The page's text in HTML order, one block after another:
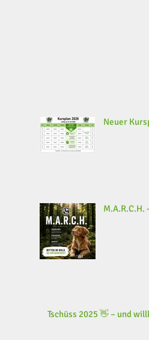
Neuer
M.A.R.C.H.
Tschüss 2025 👋 – und